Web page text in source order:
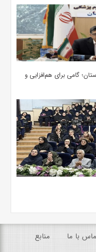
گامی برای هم‌افزایی و
با ما منابع